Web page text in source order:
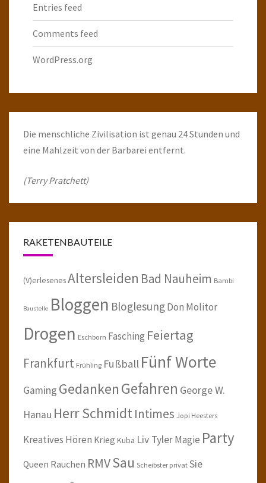
Entries feed
Comments feed
WordPress.org
Die menschliche Zivilisation ist genau 24 Stunden und
eine Mahlzeit von der Barbarei entfernt.
(Terry Pratchett)
RAKETENBAUTEILE
(V)erlesenesAltersleiden Bad Nauheim Bambi
Baustelle Bloggen BloglesungDon Molitor
Drogen Eschborn Fasching Feiertag
Frankfurt Frühling Fußball Fünf Worte
Gaming GedankenGefahren George W.
Hanau Herr SchmidtIntimes Jopi Heesters
Kreatives Hören Krieg Kuba Liv TylerMagie Party
Queen Rauchen RMVSau Scheibster privat Sie